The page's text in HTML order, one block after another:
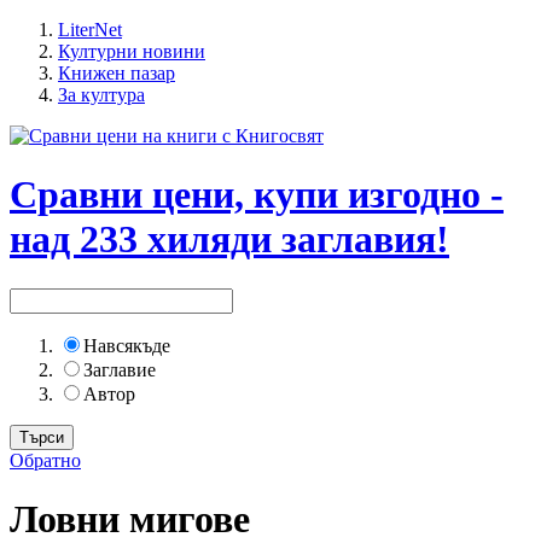
LiterNet
Културни новини
Книжен пазар
За култура
Сравни цени, купи изгодно -
над 233 хиляди заглавия!
Навсякъде
Заглавие
Автор
Обратно
Ловни мигове